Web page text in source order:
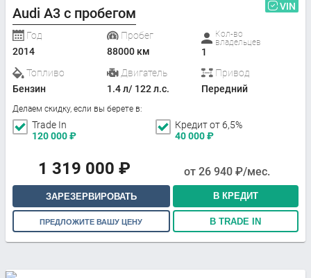
Audi A3 с пробегом VIN
Год
2014
Пробег
88000 км
Кол-во
владельцев
1
Топливо
Бензин
Двигатель
1.4 л/ 122 л.с.
Привод
Передний
Делаем скидку, если вы берете в:
Trade In
120 000₽
Кредит от 6,5%
40 000₽
1 319 000 ₽ от 26 940 ₽/мес.
ЗАРЕЗЕРВИРОВАТЬ В КРЕДИТ
ПРЕДЛОЖИТЕ ВАШУ ЦЕНУ В TRADE IN